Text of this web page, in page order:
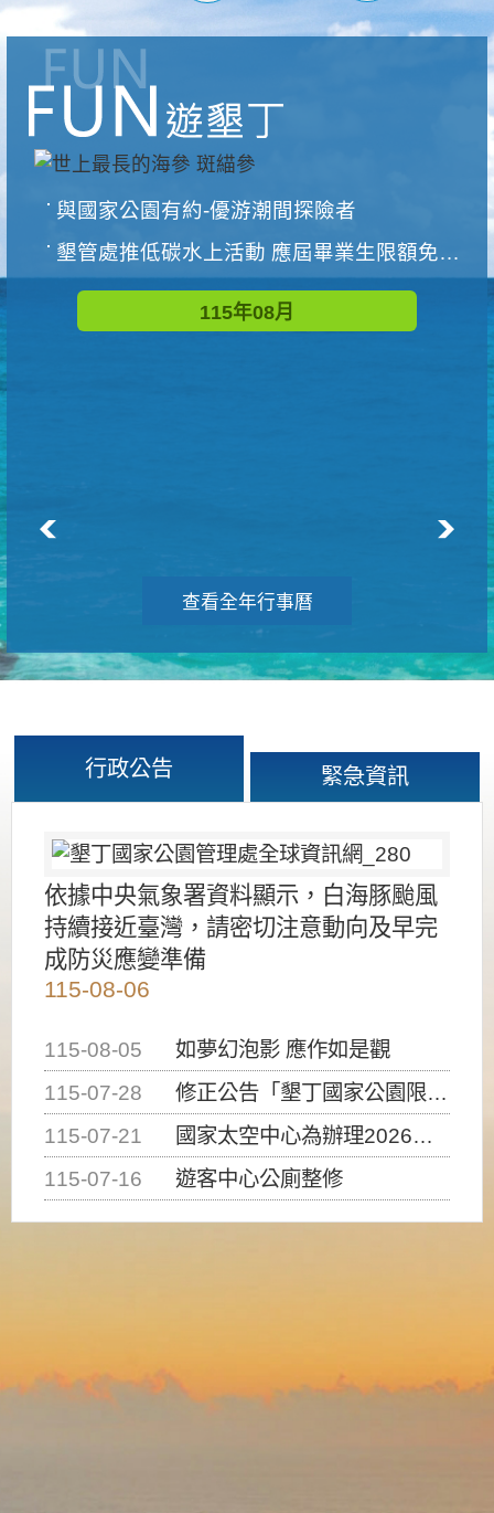
與國家公園有約-優游潮間探險者
墾管處推低碳水上活動 應屆畢業生限額免費參加
115年08月
查看全年行事曆
行政公告 緊急資訊
依據中央氣象署資料顯示，白海豚颱風
持續接近臺灣，請密切注意動向及早完
成防災應變準備
115-08-06
115-08-05
如夢幻泡影 應作如是觀
115-07-28
修正公告「墾丁國家公園限制水域遊憩活動之種類、範圍、時間及行為」，自即日生效。
115-07-21
國家太空中心為辦理2026台灣盃火箭競賽，陸、海、空域警戒及協調相關事宜，因颱風備案事宜
115-07-16
遊客中心公廁整修